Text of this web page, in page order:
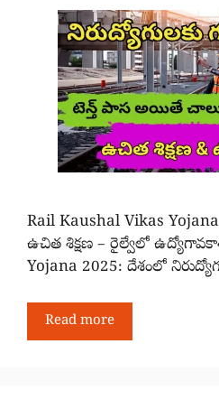
Rail Kaushal Vikas
ఉచిత శిక్షణ – రైల్వేలో
Yojana 2025: దేశంలో
Read more